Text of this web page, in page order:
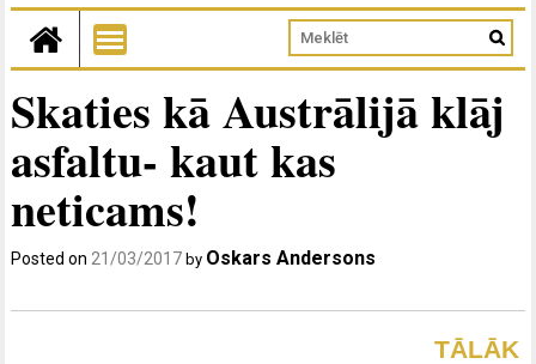
Skaties kā Austrālijā klāj
asfaltu- kaut kas
neticams!
Posted on21/03/2017 by Oskars Andersons
TĀLĀK